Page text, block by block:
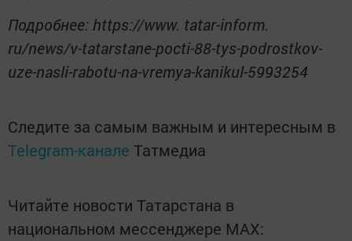
Подробнее: https://www. tatar-inform.
ru/news/v-tatarstane-pocti-88-tys-podrostkov-
uze-nasli-rabotu-na-vremya-kanikul-5993254
Следите за самым важным и интересным в
Telegram-канале Татмедиа
Читайте новости Татарстана в
национальном мессенджере MАХ: